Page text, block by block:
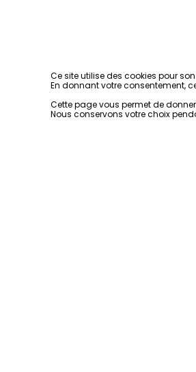
Ce site utilise des cookies pour
En donnant votre consentement,
Cette page vous permet de
Nous conservons votre choix